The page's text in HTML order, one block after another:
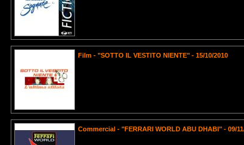
Film - "SOTTO IL VESTITO NIENTE" - 15/10/2010
Commercial - "FERRARI WORLD ABU DHABI" - 09/